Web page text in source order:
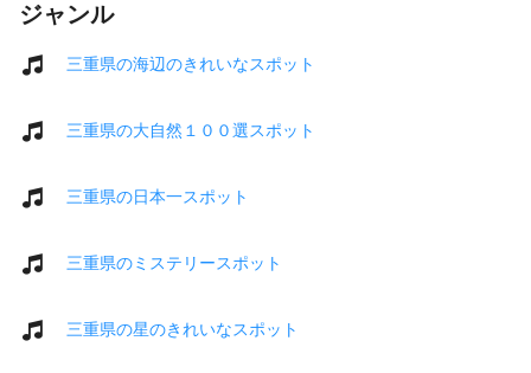
ジャンル
三重県の海辺のきれいなスポット
三重県の大自然１００選スポット
三重県の日本一スポット
三重県のミステリースポット
三重県の星のきれいなスポット